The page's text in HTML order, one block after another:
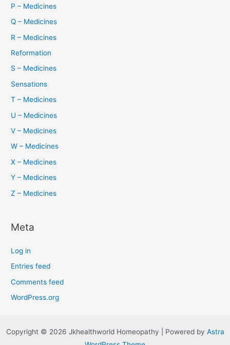
P – Medicines
Q – Medicines
R – Medicines
Reformation
S – Medicines
Sensations
T – Medicines
U – Medicines
V – Medicines
W – Medicines
X – Medicines
Y – Medicines
Z – Medicines
Meta
Log in
Entries feed
Comments feed
WordPress.org
Copyright © 2026 Jkhealthworld Homeopathy | Powered by Astra